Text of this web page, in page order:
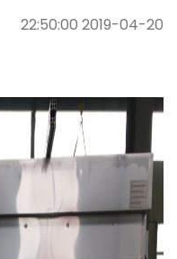
2019-04-20 22:50:00